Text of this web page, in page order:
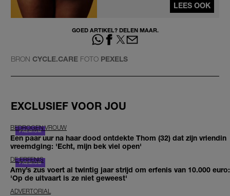
LEES OOK
GOED ARTIKEL? DELEN MAAR.
BRON CYCLE.CARE FOTO PEXELS
EXCLUSIEF VOOR JOU
BEDROGEN VROUW
Een paar uur na haar dood ontdekte Thom (32) dat zijn vriendin
vreemdging: 'Echt, mijn bek viel open'
DE ERFENIS
Amy’s zus voert al twintig jaar strijd om erfenis van 10.000 euro:
'Op de uitvaart is ze niet geweest'
ADVERTORIAL